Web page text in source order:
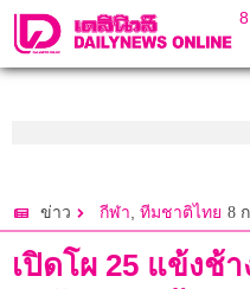
ข่าว กีฬา, ทีมชาติไทย 8
เปิดโผ 25 แข้งช้